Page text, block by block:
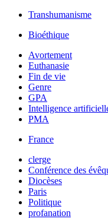
Transhumanisme
Bioéthique
Avortement
Euthanasie
Fin de vie
Genre
GPA
Intelligence
PMA
France
clerge
Conférence des
Diocèses
Paris
Politique
profanation